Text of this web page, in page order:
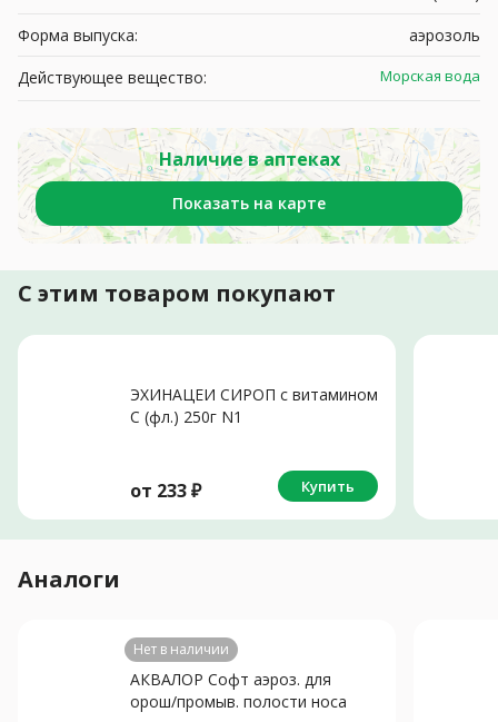
Форма выпуска:
аэрозоль
Действующее вещество:
Морская вода
Наличие в аптеках
Показать на карте
С этим товаром покупают
ЭХИНАЦЕИ СИРОП с витамином
С (фл.) 250г N1
от 233₽ Купить
Аналоги
Нет в наличии
АКВАЛОР Софт аэроз. для
орош/промыв. полости носа